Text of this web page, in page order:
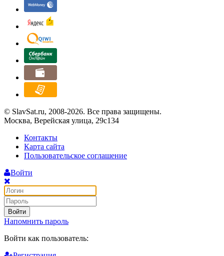
© SlavSat.ru, 2008-2026. Все права защищены.
Москва, Верейская улица, 29с134
Контакты
Карта сайта
Пользовательское соглашение
Войти
Войти
Напомнить пароль
Войти как пользователь: